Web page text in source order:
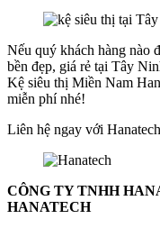
Nếu quý khách hàng nào
bền đẹp, giá rẻ tại Tây
Kệ siêu thị Miền Nam
miễn phí nhé!
Liên hệ ngay với
CÔNG TY TNHH
HANATECH